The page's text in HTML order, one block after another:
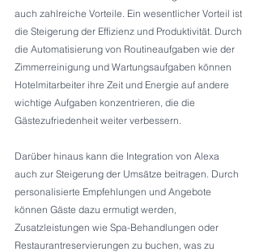
auch zahlreiche Vorteile. Ein wesentlicher Vorteil ist
die Steigerung der Effizienz und Produktivität. Durch
die Automatisierung von Routineaufgaben wie der
Zimmerreinigung und Wartungsaufgaben können
Hotelmitarbeiter ihre Zeit und Energie auf andere
wichtige Aufgaben konzentrieren, die die
Gästezufriedenheit weiter verbessern.
Darüber hinaus kann die Integration von Alexa
auch zur Steigerung der Umsätze beitragen. Durch
personalisierte Empfehlungen und Angebote
können Gäste dazu ermutigt werden,
Zusatzleistungen wie Spa-Behandlungen oder
Restaurantreservierungen zu buchen, was zu